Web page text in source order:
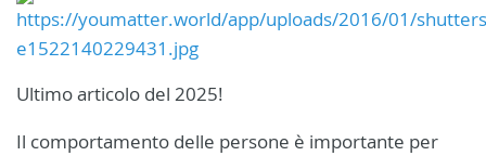
Ultimo articolo del 2025!
Il comportamento delle persone è importante per